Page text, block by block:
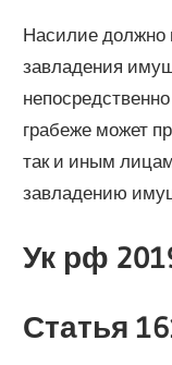
Насилие должно
завладения
грабеже может
так и иным
завладению
Ук рф
Статья